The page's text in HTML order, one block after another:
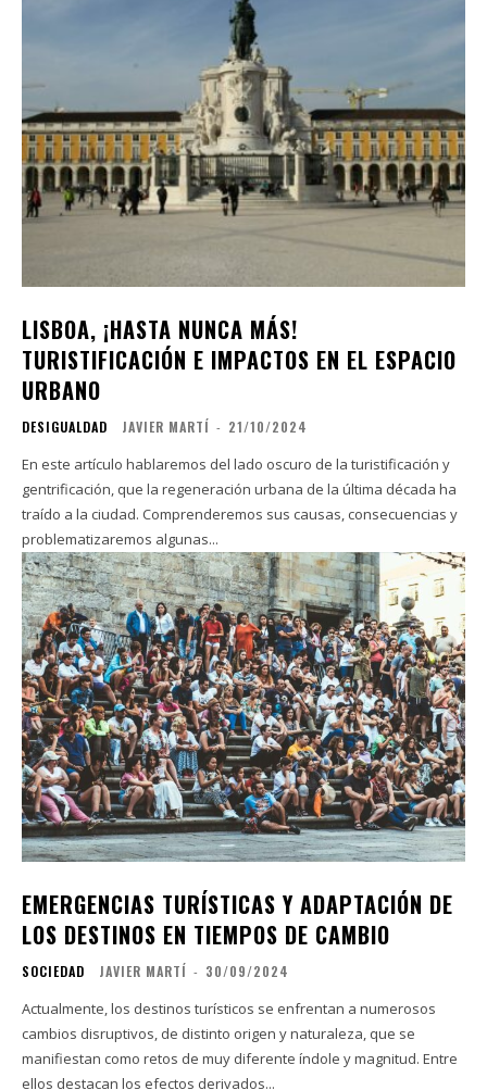
LISBOA, ¡HASTA NUNCA MÁS!
TURISTIFICACIÓN E IMPACTOS EN EL ESPACIO
URBANO
DESIGUALDAD JAVIER MARTÍ - 21/10/2024
En este artículo hablaremos del lado oscuro de la turistificación y
gentrificación, que la regeneración urbana de la última década ha
traído a la ciudad. Comprenderemos sus causas, consecuencias y
problematizaremos algunas...
EMERGENCIAS TURÍSTICAS Y ADAPTACIÓN DE
LOS DESTINOS EN TIEMPOS DE CAMBIO
SOCIEDAD JAVIER MARTÍ - 30/09/2024
Actualmente, los destinos turísticos se enfrentan a numerosos
cambios disruptivos, de distinto origen y naturaleza, que se
manifiestan como retos de muy diferente índole y magnitud. Entre
ellos destacan los efectos derivados...